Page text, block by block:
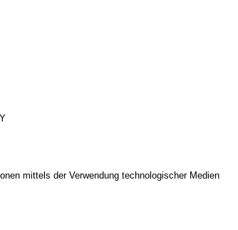
mittels der Verwendung technologischer Medien